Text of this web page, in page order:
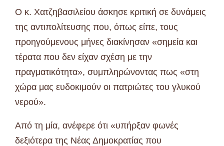
Ο κ. Χατζηβασιλείου άσκησε κριτική σε δυνάμεις
της αντιπολίτευσης που, όπως είπε, τους
προηγούμενους μήνες διακίνησαν «σημεία και
τέρατα που δεν είχαν σχέση με την
πραγματικότητα», συμπληρώνοντας πως «στη
χώρα μας ευδοκιμούν οι πατριώτες του γλυκού
νερού».
Από τη μία, ανέφερε ότι «υπήρξαν φωνές
δεξιότερα της Νέας Δημοκρατίας που